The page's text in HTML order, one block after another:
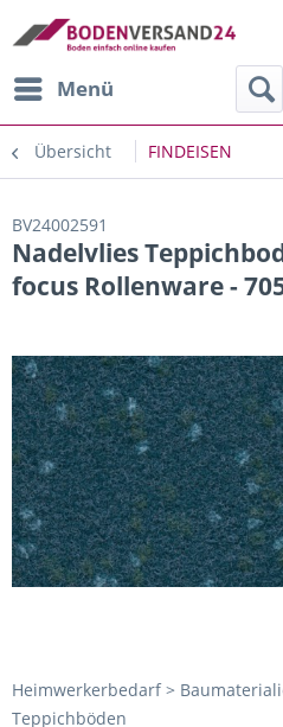
Menü
Übersicht FINDEISEN
BV24002591
Nadelvlies
focus Rollenware -
Heimwerkerbedarf >
Teppichböden